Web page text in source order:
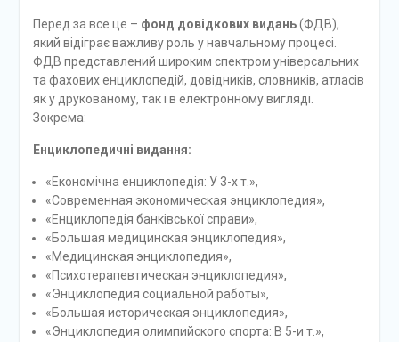
Перед за все це – фонд довідкових видань(ФДВ),
який відіграє важливу роль у навчальному процесі.
ФДВ представлений широким спектром універсальних
та фахових енциклопедій, довідників, словників, атласів
як у друкованому, так і в електронному вигляді.
Зокрема:
Енциклопедичні видання:
«Економічна енциклопедія: У 3-х т.»,
«Современная экономическая энциклопедия»,
«Енциклопедія банківської справи»,
«Большая медицинская энциклопедия»,
«Медицинская энциклопедия»,
«Психотерапевтическая энциклопедия»,
«Энциклопедия социальной работы»,
«Большая историческая энциклопедия»,
«Энциклопедия олимпийского спорта: В 5-и т.»,